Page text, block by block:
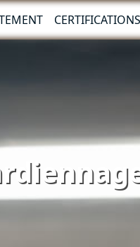
CERTIFICATIONS